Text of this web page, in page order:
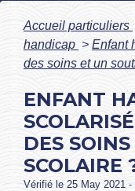
Accueil particuliers
handicap > Enfant
des soins et un
ENFANT
DES
SCOLAIRE
Vérifié le 25 May 2021